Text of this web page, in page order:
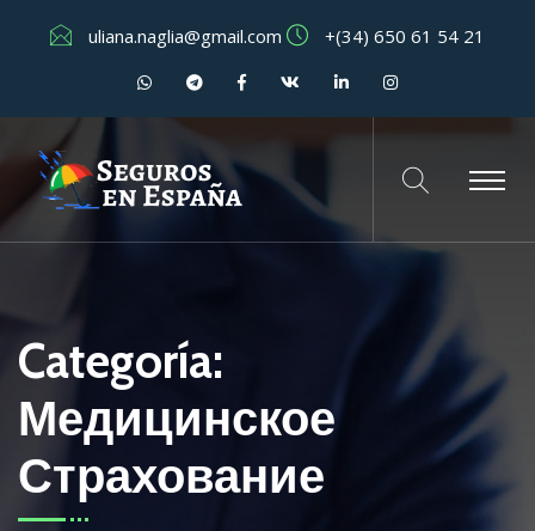
uliana.naglia@gmail.com +(34) 650 61 54 21
Categoría:
Медицинское
Страхование